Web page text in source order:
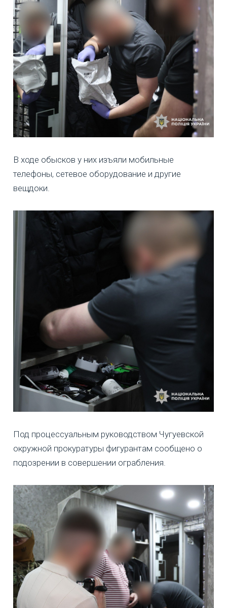
В ходе обысков у них изъяли мобильные
телефоны, сетевое оборудование и другие
вещдоки.
Под процессуальным руководством Чугуевской
окружной прокуратуры фигурантам сообщено о
подозрении в совершении ограбления.